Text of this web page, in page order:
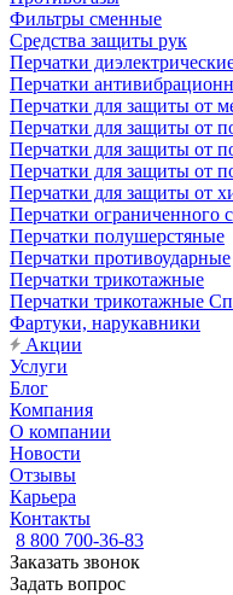
Фильтры сменные
Средства защиты рук
Перчатки
Перчатки
Перчатки для защиты от
Перчатки для защиты от
Перчатки для защиты от
Перчатки для защиты от
Перчатки для защиты от
Перчатки ограниченного
Перчатки полушерстяные
Перчатки противоударные
Перчатки трикотажные
Перчатки трикотажные
Фартуки, нарукавники
Акции
Услуги
Блог
Компания
О компании
Новости
Отзывы
Карьера
Контакты
8 800 700-36-83
Заказать звонок
Задать вопрос